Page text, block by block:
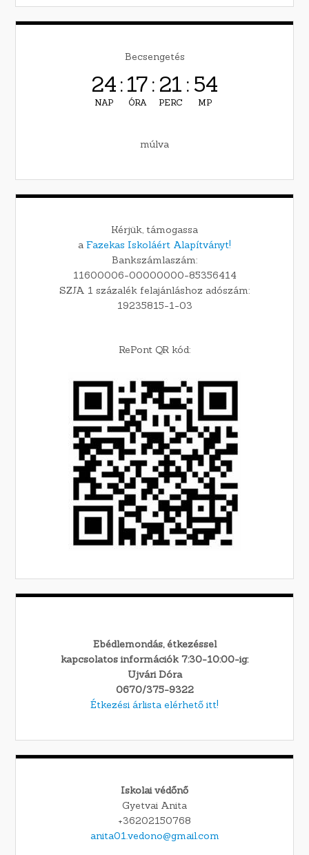
Becsengetés
24
NAP
:17
ÓRA
: 21
PERC
: 53
MP
múlva
Kérjük, támogassa
a Fazekas Iskoláért Alapítványt!
Bankszámlaszám:
11600006-00000000-85356414
SZJA 1 százalék felajánláshoz adószám:
19235815-1-03
RePont QR kód:
Ebédlemondás, étkezéssel
kapcsolatos információk 7:30-10:00-ig:
Ujvári Dóra
0670/375-9322
Étkezési árlista elérhető itt!
Iskolai védőnő
Gyetvai Anita
+36202150768
anita01.vedono@gmail.com